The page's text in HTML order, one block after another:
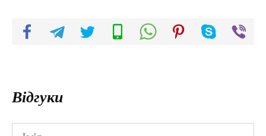
Відгуки
Ім'я